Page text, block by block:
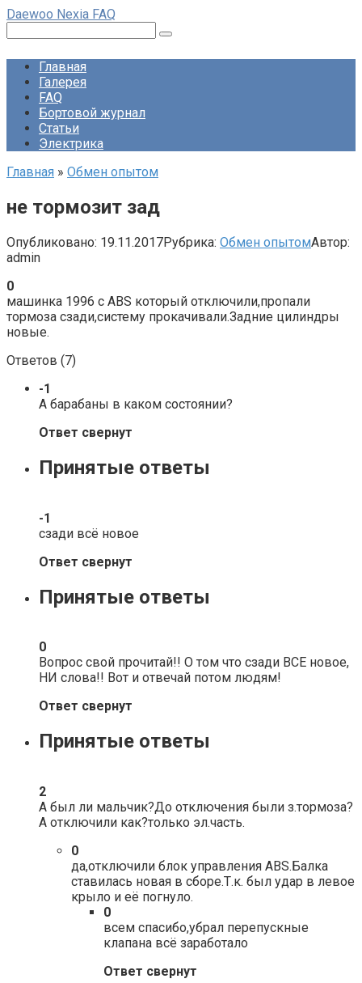
Перейти
контенту
Daewoo Nexia FAQ
Главная
Галерея
FAQ
Бортовой журнал
Статьи
Электрика
Главная » Обмен опытом
не тормозит зад
Опубликовано: 19.11.2017Рубрика: Обмен опытомАвтор:
admin
0
машинка 1996 с ABS который отключили,пропали
тормоза сзади,систему прокачивали.Задние цилиндры
новые.
Ответов (7)
-1
А барабаны в каком состоянии?
Ответ свернут
Принятые ответы
-1
сзади всё новое
Ответ свернут
Принятые ответы
0
Вопрос свой прочитай!! О том что сзади ВСЕ новое,
НИ слова!! Вот и отвечай потом людям!
Ответ свернут
Принятые ответы
2
А был ли мальчик?До отключения были з.тормоза?
А отключили как?только эл.часть.
0
да,отключили блок управления ABS.Балка
ставилась новая в сборе.Т.к. был удар в левое
крыло и её погнуло.
0
всем спасибо,убрал перепускные
клапана всё заработало
Ответ свернут